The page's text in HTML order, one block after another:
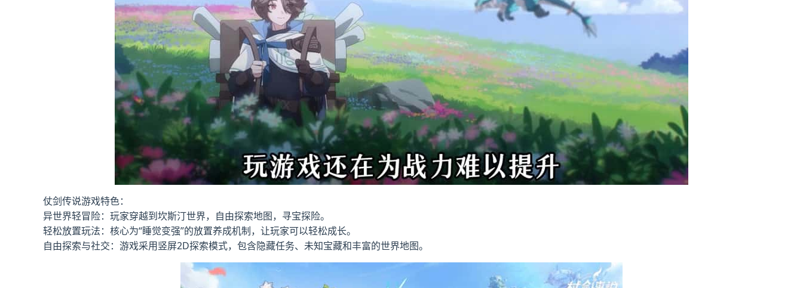
仗剑传说游戏特色：
异世界轻冒险：玩家穿越到坎斯汀世界，自由探索地图，寻宝探险。
轻松放置玩法：核心为“睡觉变强”的放置养成机制，让玩家可以轻松成长。
自由探索与社交：游戏采用竖屏2D探索模式，包含隐藏任务、未知宝藏和丰富的世界地图。